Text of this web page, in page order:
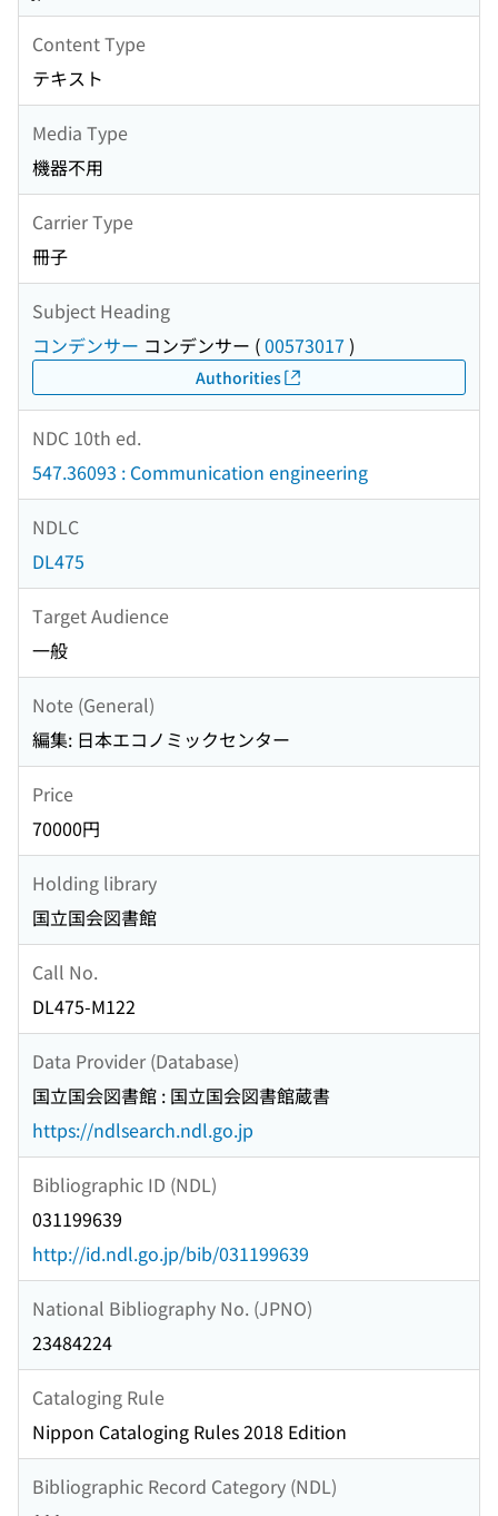
Content Type
テキスト
Media Type
機器不用
Carrier Type
冊子
Subject Heading
コンデンサー コンデンサー (00573017 )
Authorities
NDC 10th ed.
547.36093 : Communication engineering
NDLC
DL475
Target Audience
一般
Note (General)
編集: 日本エコノミックセンター
Price
70000円
Holding library
国立国会図書館
Call No.
DL475-M122
Data Provider (Database)
国立国会図書館 : 国立国会図書館蔵書
https://ndlsearch.ndl.go.jp
Bibliographic ID (NDL)
031199639
http://id.ndl.go.jp/bib/031199639
National Bibliography No. (JPNO)
23484224
Cataloging Rule
Nippon Cataloging Rules 2018 Edition
Bibliographic Record Category (NDL)